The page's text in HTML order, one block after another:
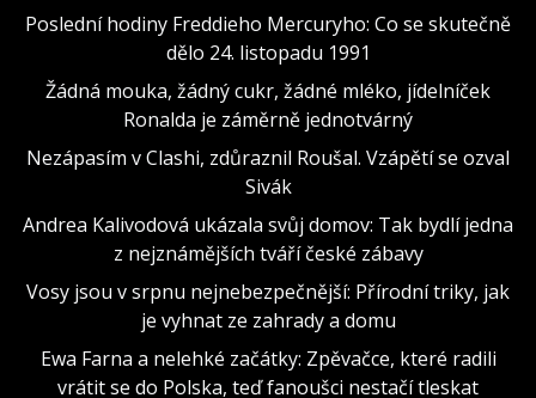
Poslední hodiny Freddieho Mercuryho: Co se skutečně
dělo 24. listopadu 1991
Žádná mouka, žádný cukr, žádné mléko, jídelníček
Ronalda je záměrně jednotvárný
Nezápasím v Clashi, zdůraznil Roušal. Vzápětí se ozval
Sivák
Andrea Kalivodová ukázala svůj domov: Tak bydlí jedna
z nejznámějších tváří české zábavy
Vosy jsou v srpnu nejnebezpečnější: Přírodní triky, jak
je vyhnat ze zahrady a domu
Ewa Farna a nelehké začátky: Zpěvačce, které radili
vrátit se do Polska, teď fanoušci nestačí tleskat